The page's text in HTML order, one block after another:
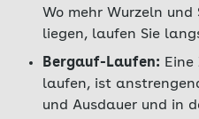
Wo mehr Wurzeln und
liegen, laufen Sie
Bergauf-Laufen:
laufen, ist
und Ausdauer und in